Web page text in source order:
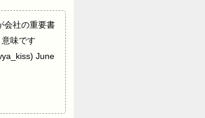
会社の重要書
味です
June